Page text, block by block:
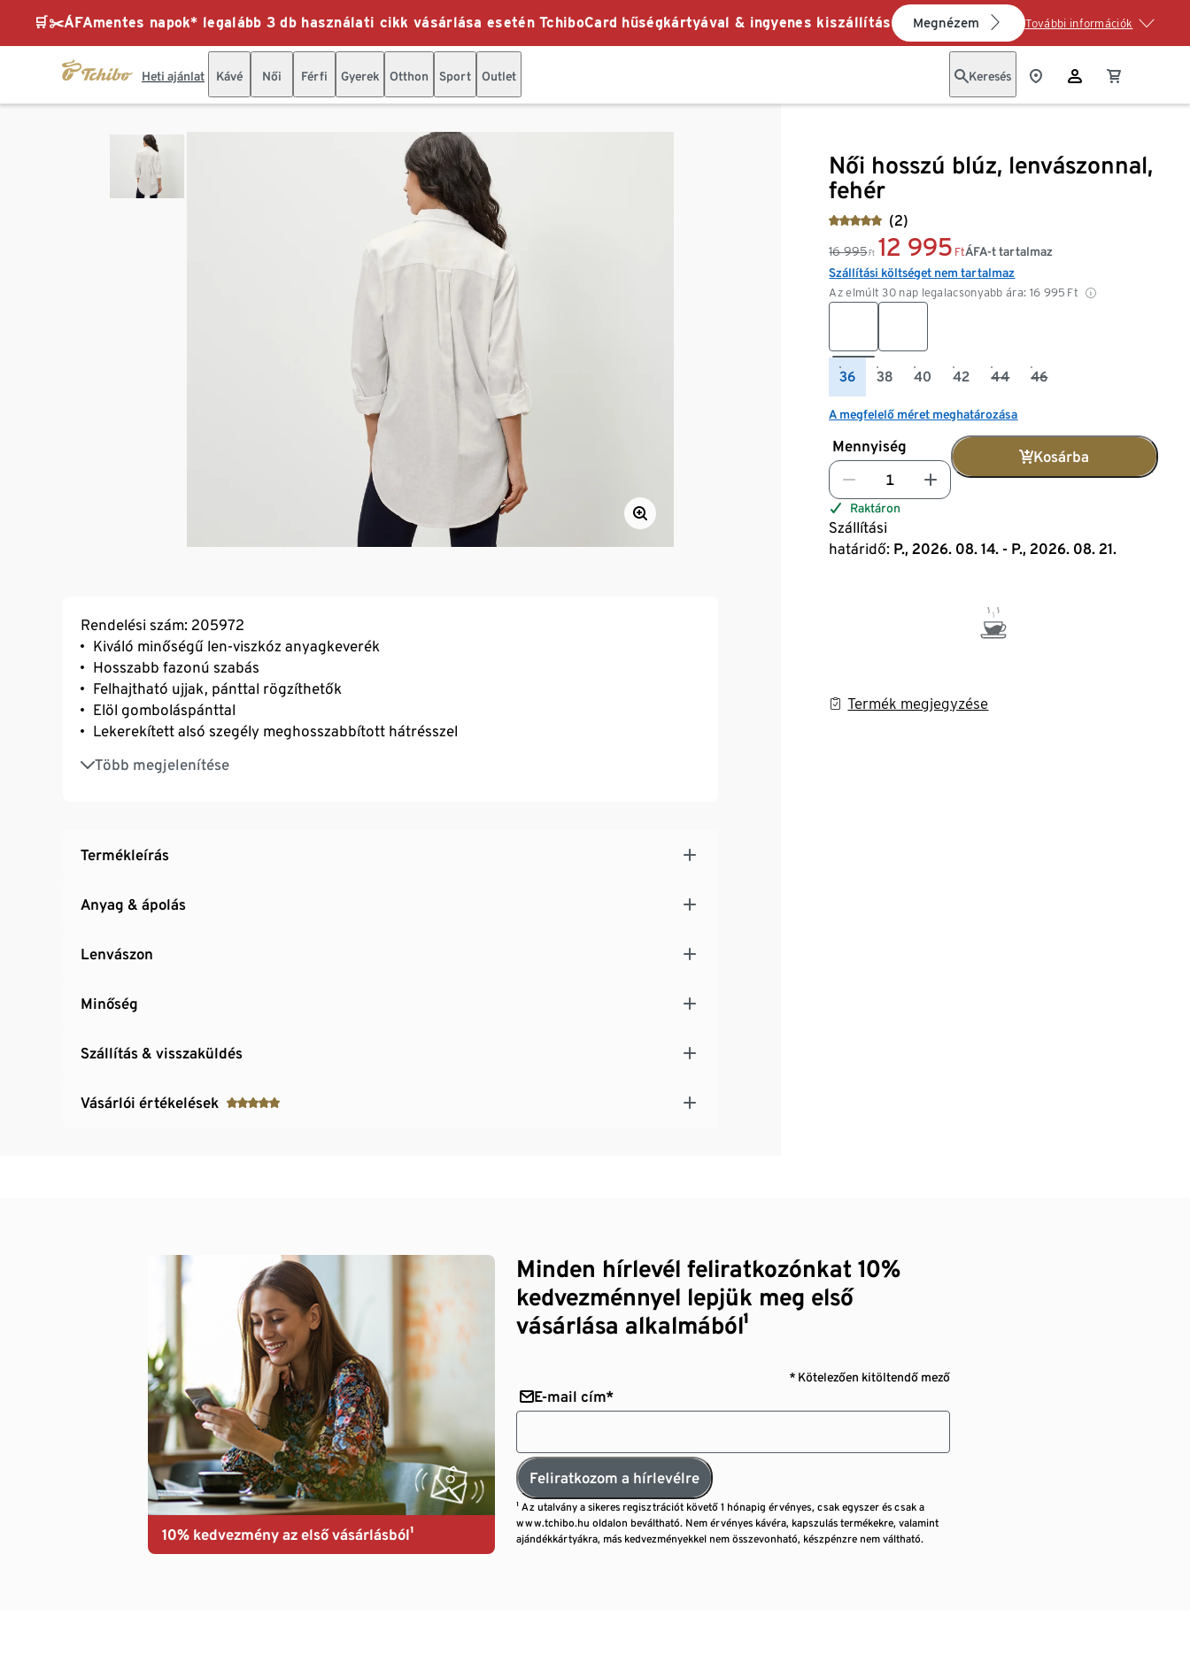
🛒✂️ÁFAmentes napok* legalább 3 db használati cikk vásárlása esetén TchiboCard hűségkártyával & ingyenes kiszállítás Megnézem További információk
Heti ajánlat Kávé Női Férfi Gyerek Otthon Sport Outlet Keresés
Női hosszú blúz, lenvászonnal,
fehér
(2)
16 995 Ft 12 995 Ft
Az elmúlt 30 nap legalacsonyabb ára: 16 995 Ft
ÁFA-t tartalmaz
Szállítási költséget nem tartalmaz
36 38 40 42 44 46
A megfelelő méret meghatározása
Mennyiség
Kosárba
Raktáron
Szállítási
határidő: P., 2026. 08. 14. - P., 2026. 08. 21.
Termék megjegyzése
Rendelési szám: 205972
Kiváló minőségű len-viszkóz anyagkeverék
Hosszabb fazonú szabás
Felhajtható ujjak, pánttal rögzíthetők
Elöl gomboláspánttal
Lekerekített alsó szegély meghosszabbított hátrésszel
Több megjelenítése
Passzés hátrész szembehajtással
Az ujjak végén gombos kézelő
Termékleírás
Anyag & ápolás
Lenvászon
Minőség
Szállítás & visszaküldés
Vásárlói értékelések
10% kedvezmény az első vásárlásból¹
Minden hírlevél feliratkozónkat 10%
kedvezménnyel lepjük meg első
vásárlása alkalmából¹
* Kötelezően kitöltendő mező
E-mail cím*
Feliratkozom a hírlevélre
¹ Az utalvány a sikeres regisztrációt követő 1 hónapig érvényes, csak egyszer és csak a
www.tchibo.hu oldalon beváltható. Nem érvényes kávéra, kapszulás termékekre, valamint
ajándékkártyákra, más kedvezményekkel nem összevonható, készpénzre nem váltható.